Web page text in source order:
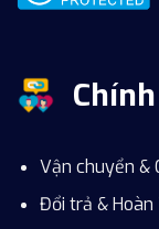
Vận chuyển &
Đổi trả & Hoàn